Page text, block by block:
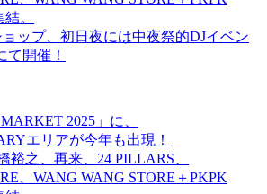
。
ップ、初日夜には中夜祭的DJイベン
て開催！
2025」に、
エリアが今年も出現！
裕之、再来、24 PILLARS、
、WANG WANG STORE＋PKPK